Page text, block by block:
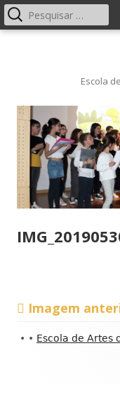
Escola
Menu
principal
por:
Imagem
Conteúdo
• • Escola de Artes